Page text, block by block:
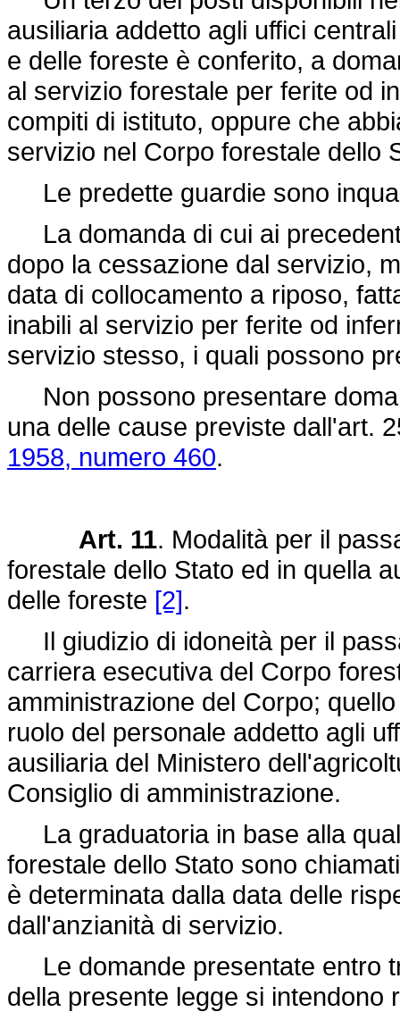
ausiliaria addetto agli uffici
e delle foreste è conferito, a
al servizio forestale per ferite od
compiti di istituto, oppure che
servizio nel Corpo forestale dello
Le predette guardie sono
La domanda di cui ai
dopo la cessazione dal servizio,
data di collocamento a riposo,
inabili al servizio per ferite od
servizio stesso, i quali possono
Non possono presentare
una delle cause previste dall'art.
1958, numero 460.
Art. 11. Modalità per il
forestale dello Stato ed in quella
delle foreste [2].
Il giudizio di idoneità per il
carriera esecutiva del Corpo
amministrazione del Corpo;
ruolo del personale addetto agli
ausiliaria del Ministero
Consiglio di amministrazione.
La graduatoria in base alla
forestale dello Stato sono
è determinata dalla data delle
dall'anzianità di servizio.
Le domande presentate entro
della presente legge si intendono